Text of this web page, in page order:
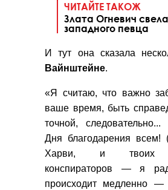
ЧИТАЙТЕ ТАКОЖ
Злата Огневич
западного певца
И тут она сказала
Вайнштейне.
«Я считаю, что важно
ваше время, быть
точной, следовательно...
Дня благодарения всем!
Харви, и твоих
конспираторов — я
происходит медленно